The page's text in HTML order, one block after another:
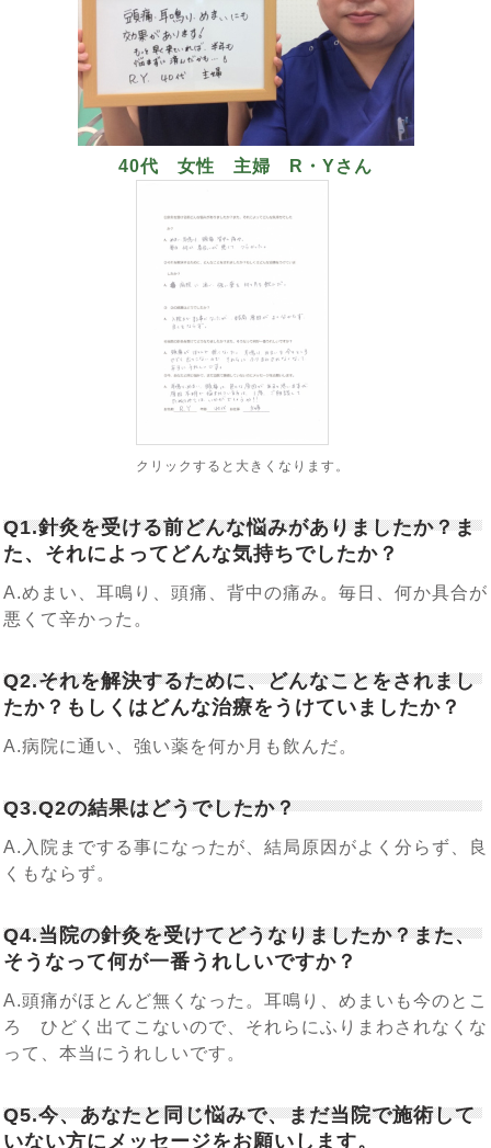
40代 女性 主婦 R・Yさん
クリックすると大きくなります。
Q1.針灸を受ける前どんな悩みがありましたか？ま
た、それによってどんな気持ちでしたか？
A.めまい、耳鳴り、頭痛、背中の痛み。毎日、何か具合が
悪くて辛かった。
Q2.それを解決するために、どんなことをされまし
たか？もしくはどんな治療をうけていましたか？
A.病院に通い、強い薬を何か月も飲んだ。
Q3.Q2の結果はどうでしたか？
A.入院までする事になったが、結局原因がよく分らず、良
くもならず。
Q4.当院の針灸を受けてどうなりましたか？また、
そうなって何が一番うれしいですか？
A.頭痛がほとんど無くなった。耳鳴り、めまいも今のとこ
ろ ひどく出てこないので、それらにふりまわされなくな
って、本当にうれしいです。
Q5.今、あなたと同じ悩みで、まだ当院で施術して
いない方にメッセージをお願いします。